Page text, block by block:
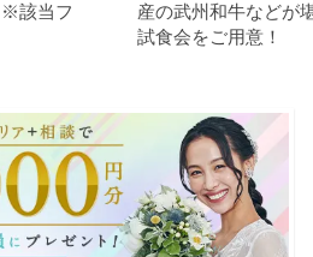
※該当フ
産の武州和牛などが
試食会をご用意！